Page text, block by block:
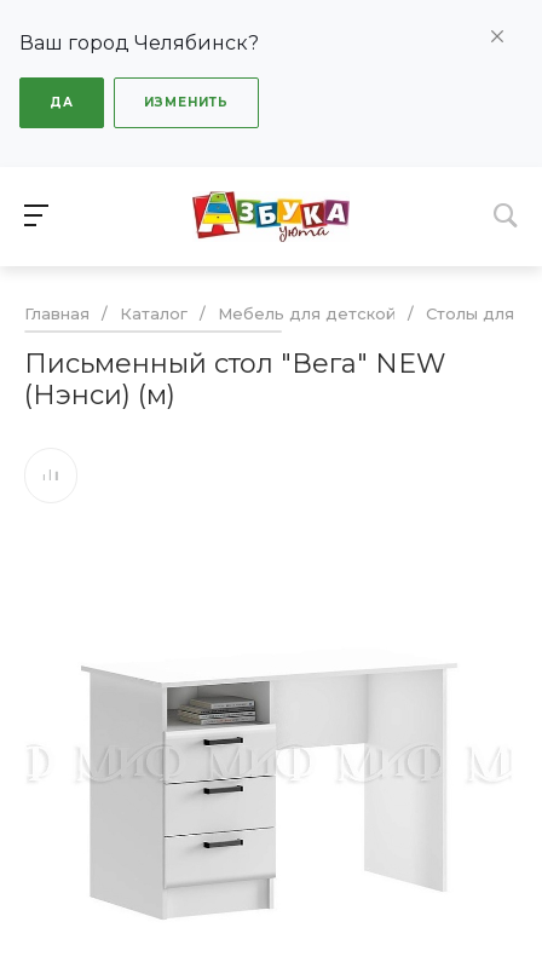
Ваш город Челябинск?
ДА ИЗМЕНИТЬ
Главная / Каталог / Мебель для детской / Столы для
Письменный стол "Вега" NEW
(Нэнси) (м)